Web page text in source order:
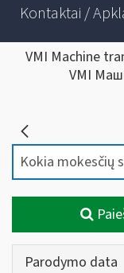
Kontaktai /
VMI Machine
VMI
Parodymo data